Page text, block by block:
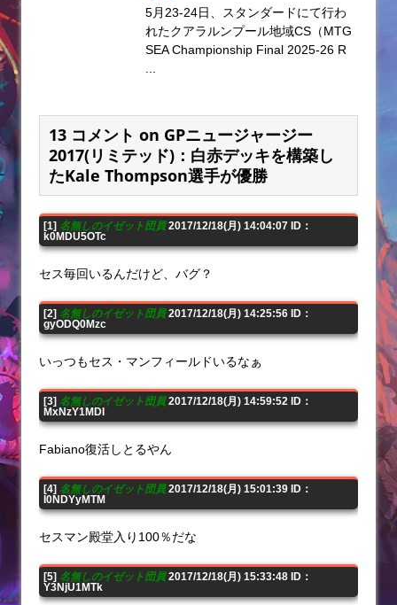
5月23-24日、スタンダードにて行わ
れたクアラルンプール地域CS（MTG
SEA Championship Final 2025-26 R
13 コメント on GPニュージャージー
2017(リミテッド)：白赤デッキを構築し
たKale Thompson選手が優勝
[1] 名無しのイゼット団員2017/12/18(月) 14:04:07 ID：
k0MDU5OTc
セス毎回いるんだけど、バグ？
[2] 名無しのイゼット団員2017/12/18(月) 14:25:56 ID：
gyODQ0Mzc
いっつもセス・マンフィールドいるなぁ
[3] 名無しのイゼット団員2017/12/18(月) 14:59:52 ID：
MxNzY1MDI
Fabiano復活しとるやん
[4] 名無しのイゼット団員2017/12/18(月) 15:01:39 ID：
I0NDYyMTM
セスマン殿堂入り100％だな
[5] 名無しのイゼット団員2017/12/18(月) 15:33:48 ID：
Y3NjU1MTk